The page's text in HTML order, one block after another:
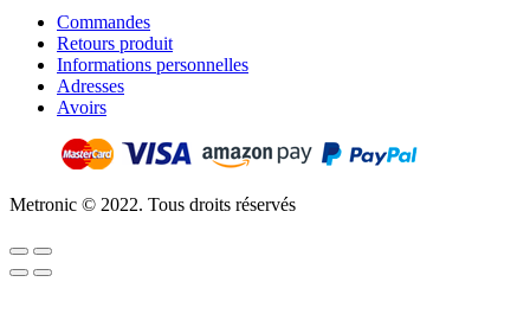
Commandes
Retours produit
Informations personnelles
Adresses
Avoirs
Metronic © 2022. Tous droits réservés